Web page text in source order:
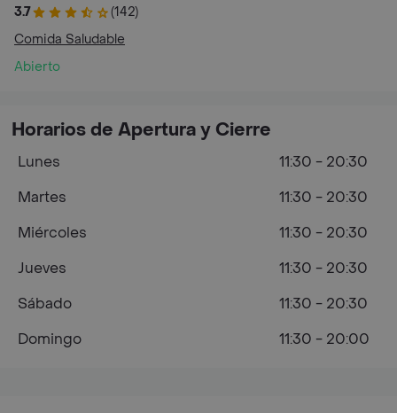
3.7
(142)
Comida Saludable
Abierto
Horarios de Apertura y Cierre
Lunes
11:30 - 20:30
Martes
11:30 - 20:30
Miércoles
11:30 - 20:30
Jueves
11:30 - 20:30
Sábado
11:30 - 20:30
Domingo
11:30 - 20:00